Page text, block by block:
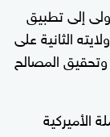
إلى تطبيق
الثانية على
وتحقيق المصالح
الأميركية